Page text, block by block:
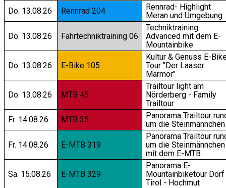
Do. 13.08.26
Rennrad 204
Rennrad- Highlight
Meran und Umgebung
Do. 13.08.26 Fahrtechniktraining 06
Techniktraining
Advanced mit dem E-
Mountainbike
Do. 13.08.26 E-Bike 105
Kultur & Genuss E-
Tour "Der Laaser
Marmor"
Do. 13.08.26 MTB 45
Trailtour light am
Nörderberg - Family
Trailtour
Fr. 14.08.26
MTB 35
Panorama Trailtour
um die Steinmännchen
Fr. 14.08.26 E-MTB 319
Panorama Trailtour
um die Steinmännchen
mit dem E-MTB
Sa. 15.08.26 E-MTB 329
Panorama E-
Mountainbiketour Dorf
Tirol - Hochmut